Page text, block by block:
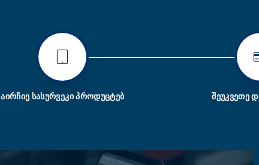
ᲐᲘᲠᲩᲘᲔ ᲡᲐᲡᲣᲠᲕᲔᲙᲘ ᲞᲠᲝᲓᲣᲪᲢᲔᲑ ᲨᲔᲣᲙᲕᲔᲗᲔ